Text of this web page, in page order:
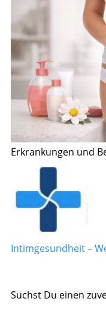
Erkrankungen und
Intimgesundheit –
Suchst Du einen